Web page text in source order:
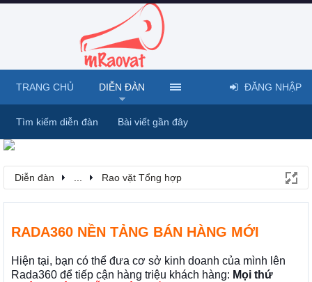
Diễn đàn Rao vặt Tổng hợp
RADA360 NỀN TẢNG BÁN HÀNG MỚI
Hiện tại, bạn có thể đưa cơ sở kinh doanh của mình lên
Rada360 để tiếp cận hàng triệu khách hàng: Mọi thứ
TRANG CHỦ DIỄN ĐÀN
Tìm kiếm diễn đàn Bài viết gần đây
ĐĂNG NHẬP